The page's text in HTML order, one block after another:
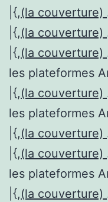
|{,(la couverture)
|{,(la couverture)
|{,(la couverture)
les plateformes
|{,(la couverture)
les plateformes
|{,(la couverture)
|{,(la couverture)
les plateformes
|{,(la couverture)